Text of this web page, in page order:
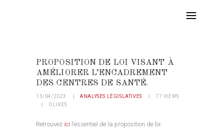
PROPOSITION DE LOI VISANT À
AMÉLIORER L’ENCADREMENT
DES CENTRES DE SANTÉ.
13/04/2023 ANALYSES LÉGISLATIVES 77 VIEWS
0
LIKES
Retrouvez ici l’essentiel de la proposition de loi.